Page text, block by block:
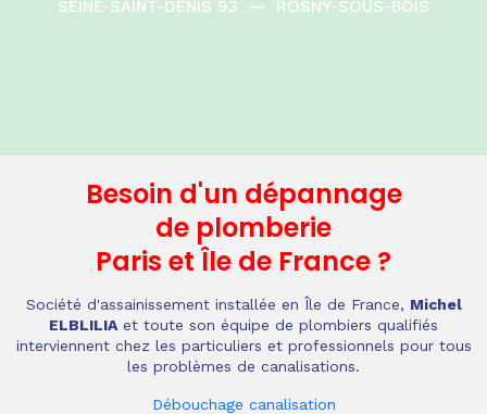
SEINE-SAINT-DENIS 93
— ROSNY-SOUS-BOIS
Besoin d'un dépannage
de plomberie
Paris et Île de France ?
Société d'assainissement installée en Île de France, Michel
ELBLILIA et toute son équipe de plombiers qualifiés
interviennent chez les particuliers et professionnels pour tous
les problèmes de canalisations.
Débouchage canalisation